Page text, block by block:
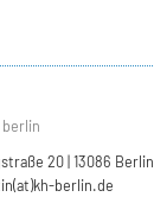
20 | 13086 Berlin
berlin.de